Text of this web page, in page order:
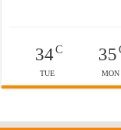
35
MON
34C
TUE